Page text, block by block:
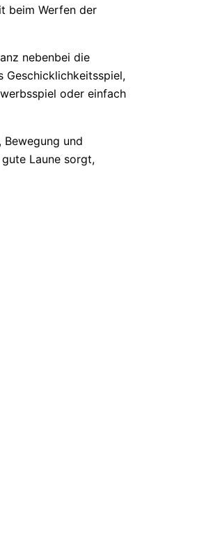
beim Werfen der
nebenbei die
Geschicklichkeitsspiel,
oder einfach
und
Laune sorgt,